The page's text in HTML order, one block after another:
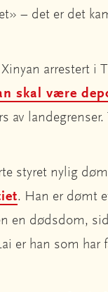
– det er det
arrestert i
skal være
av
styret nylig
. Han er dømt
en dødsdom,
er han som har